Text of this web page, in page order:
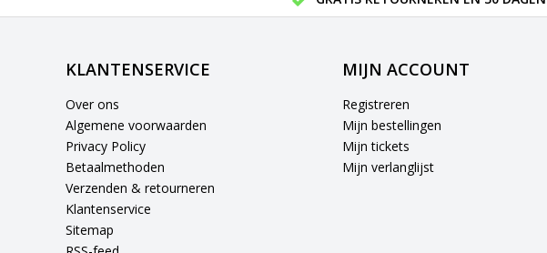
KLANTENSERVICE
Over ons
Algemene voorwaarden
Privacy Policy
Betaalmethoden
Verzenden & retourneren
Klantenservice
Sitemap
MIJN ACCOUNT
Registreren
Mijn bestellingen
Mijn tickets
Mijn verlanglijst